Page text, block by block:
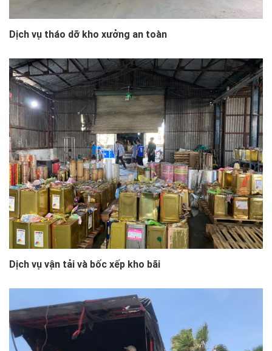
Dịch vụ tháo dỡ kho xưởng an toàn
Dịch vụ vận tải và bốc xếp kho bãi